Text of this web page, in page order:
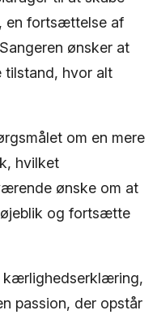
en fortsættelse af
ønsker at
hvor alt
om en mere
hvilket
ønske om at
og fortsætte
kærlighedserklæring,
passion, der opstår